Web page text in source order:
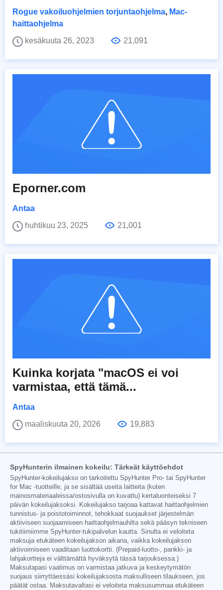
Rogue vakoiluohjelmien torjuntaohjelma, Mac-
haittaohjelma
kesäkuuta 26, 2023
21,091
Eporner.com
Antaa
huhtikuu 23, 2025
21,001
Kuinka korjata "macOS ei voi
varmistaa, että tämä...
Antaa
maaliskuuta 20, 2026
19,883
SpyHunterin ilmainen kokeilu: Tärkeät käyttöehdot
SpyHunter-kokeilujakso on tarkoitettu SpyHunter Pro- tai SpyHunter
for Mac -tuotteille, ja se sisältää useita laitteita (kuten
mainosmateriaaleissa/ostosivulla on kuvattu) kertaluonteiseksi 7
päivän kokeilujaksoksi. Kokeilujakso tarjoaa kattavat haittaohjelmien
tunnistus- ja poistotoiminnot, tehokkaat suojaukset järjestelmän
aktiiviseen suojaamiseen haittaohjelmauhilta sekä pääsyn tekniseen
tukitiimiimme SpyHunter-tukipalvelun kautta. Sinulta ei veloiteta
maksuja etukäteen kokeilujakson aikana, vaikka kokeilujakson
aktivoimiseen vaaditaan luottokortti. (Prepaid-luotto-, pankki- ja
lahjakortteja ei välttämättä hyväksytä tässä tarjouksessa.)
Maksutapasi vaatimus on varmistaa jatkuva ja keskeytymätön
suojaus siirryttäessäsi kokeilujaksosta maksulliseen tilaukseen, jos
päätät ostaa. Maksutavaltasi ei veloiteta maksusummaa etukäteen